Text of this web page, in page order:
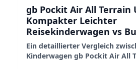
gb Pockit Air All Terrain
Kompakter Leichter
Reisekinderwagen vs
Ein detaillierter Vergleich
Kinderwagen gb Pockit Air All